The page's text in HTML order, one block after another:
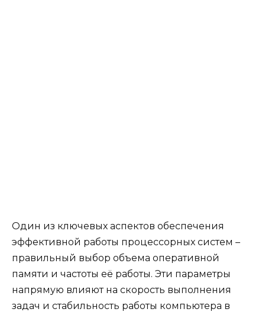
Один из ключевых аспектов обеспечения
эффективной работы процессорных систем –
правильный выбор объема оперативной
памяти и частоты её работы. Эти параметры
напрямую влияют на скорость выполнения
задач и стабильность работы компьютера в